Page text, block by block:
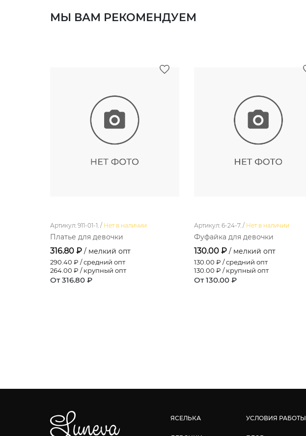
МЫ ВАМ РЕКОМЕНДУЕМ
Артикул: 911-01-1. / Нет в наличии
Платье для девочки
316.80 ₽ / мелкий опт
290.40 ₽ / средний опт
264.00 ₽ / крупный опт
От 316.80 ₽
Артикул: 6-24-7. / Нет в наличии
Фуфайка для девочки
130.00 ₽ / мелкий опт
130.00 ₽ / средний опт
130.00 ₽ / крупный опт
От 130.00 ₽
ЯСЕЛЬКА УСЛОВИЯ РАБОТЫ